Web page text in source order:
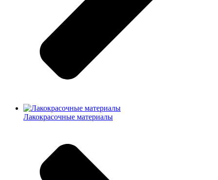
Лакокрасочные материалы